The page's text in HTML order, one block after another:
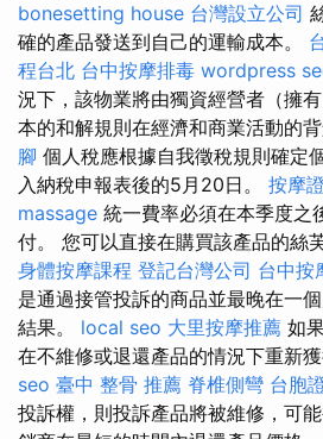
bonesetting house 台灣設立公司
確的產品發送到自己的運輸成本。
程台北 台中按摩排毒 wordpress
況下，該物業將由獨資經營者（擁
本的和解規則在經濟和商業活動的
腳 個人稅應根據自我徵稅規則確定
入納稅申報表後的5月20日。 按摩
massage 統一費率必須在本季度之
付。 您可以直接在購買該產品的絲
身體按摩課程 登記台灣公司 台中按
是通過接管投訴的商品並最晚在一
結果。 local seo 大里按摩推薦 如
在不維修或退還產品的情況下重新獲
seo 臺中 整骨 推薦 脊椎側彎 台胞
投訴權，則投訴產品將被維修，可